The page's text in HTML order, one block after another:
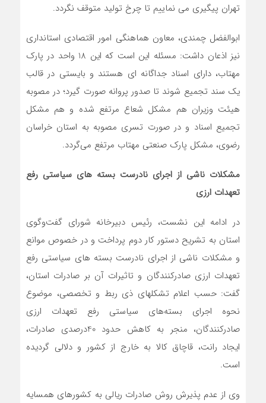
تهران پیگیری می نماییم تا چرخ تولید متوقف نگردد.
ابوالفضل چمندی، معاون هماهنگی امور اقتصادی استانداری
نیز اذعان داشت: مسئله این است که این 18 واحد در پارک
مهتاب، دارای اسناد جداگانه ای هستند و بایستی در قالب
یک سند تجمیع شوند تا صدور پروانه صورت گیرد؛ در مصوبه
هیئت وزیران هم مشکل شعاع مرتفع شده و هم مشکل
تجمیع اسناد و در صورت تسری مصوبه به استان خراسان
رضوی، مشکل پارک صنعتی مهتاب مرتفع می‌گردد.
مشکلات ناشی از اجرای نادرست بسته های سیاستی رفع
تعهدات ارزی
در ادامه این نشست، رئیس دبیرخانه شورای گفت‌وگوی
استان به تشریح دستور کار دوم پرداخت و در خصوص موانع
و مشکلات ناشی از اجرای نادرست بسته های سیاستی رفع
تعهدات ارزی صادرکنندگان و تاثیرات آن بر صادرات استان،
گفت: حسب اعلام تشکلهای ذی ربط و تخصصی، موضوع
نحوه اجرای بسته‌های سیاستی رفع تعهدات ارزی
صادرکنندگان، منجر به کاهش حدود 40درصدی صادرات،
ایجاد رانت، قاچاق کالا به خارج از کشور و دلالی گردیده
است.
وی از عدم پذیرش روش صادرات ریالی به کشورهای همسایه